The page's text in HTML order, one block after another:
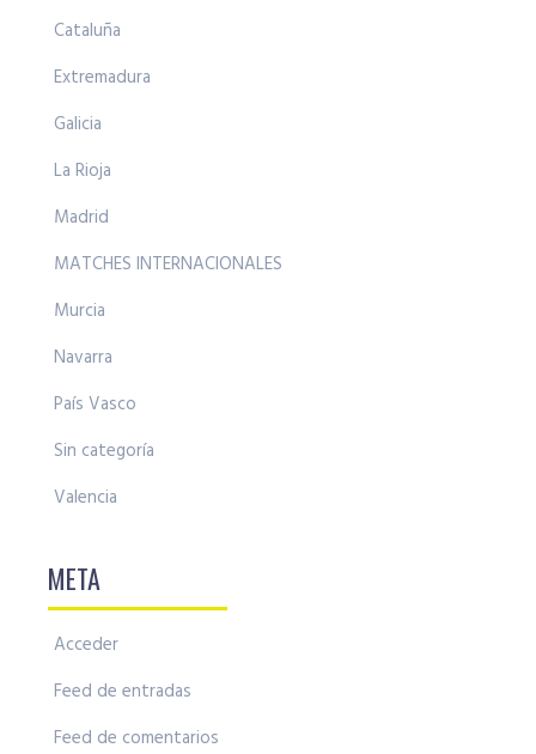
Cataluña
Extremadura
Galicia
La Rioja
Madrid
MATCHES INTERNACIONALES
Murcia
Navarra
País Vasco
Sin categoría
Valencia
META
Acceder
Feed de entradas
Feed de comentarios